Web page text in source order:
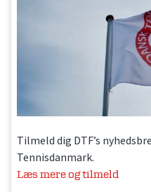
Tilmeld dig DTF’s
Tennisdanmark.
Læs mere og tilmeld